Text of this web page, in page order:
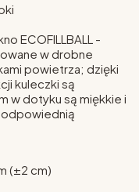
ECOFILLBALL -
w drobne
powietrza; dzięki
kuleczki są
w dotyku są miękkie i
odpowiednią
(±2 cm)